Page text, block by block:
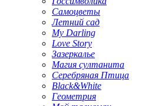
Самоцветы
Летний сад
My Darling
Love Story
Зазеркалье
Магия султанита
Серебряная Птица
Black&White
Геометрия